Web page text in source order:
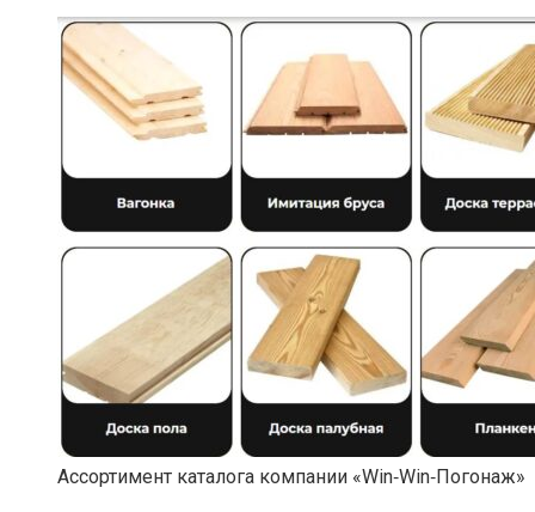
Ассортимент каталога компании «Win‑Win‑Погонаж»